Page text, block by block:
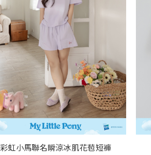
彩虹小馬聯名瞬涼冰肌花苞短褲